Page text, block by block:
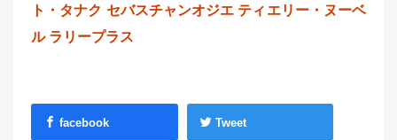
ト・タナク セバスチャンオジエ ティエリー・ヌーベ
ル ラリープラス
facebook Tweet